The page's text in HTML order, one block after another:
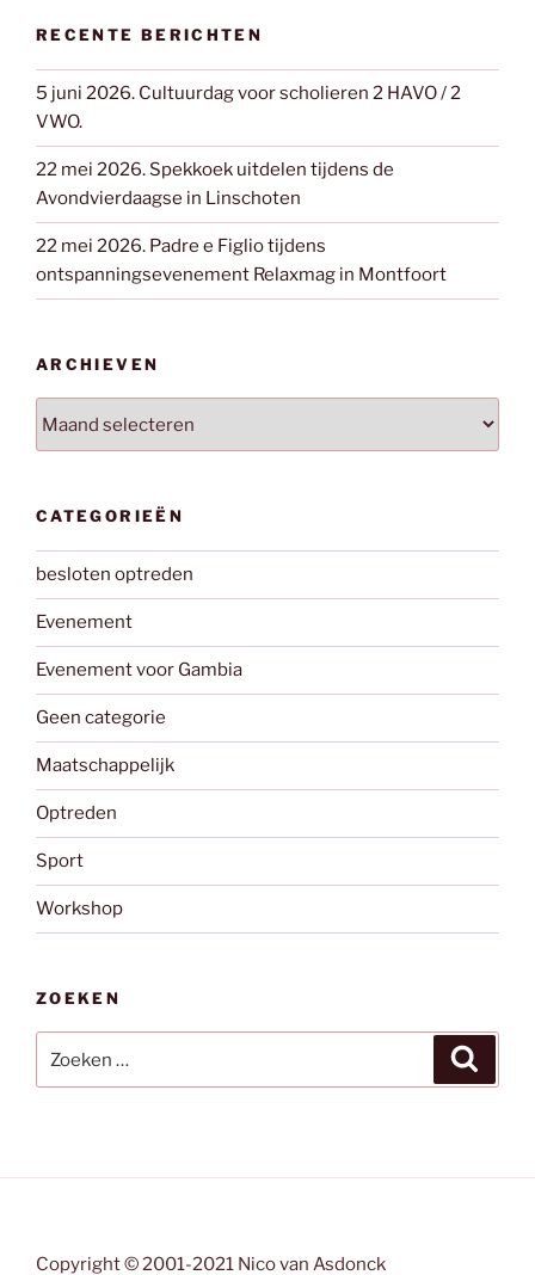
RECENTE BERICHTEN
5 juni 2026. Cultuurdag voor scholieren 2 HAVO / 2
VWO.
22 mei 2026. Spekkoek uitdelen tijdens de
Avondvierdaagse in Linschoten
22 mei 2026. Padre e Figlio tijdens
ontspanningsevenement Relaxmag in Montfoort
ARCHIEVEN
CATEGORIEËN
besloten optreden
Evenement
Evenement voor Gambia
Geen categorie
Maatschappelijk
Optreden
Sport
Workshop
ZOEKEN
naar:
Copyright © 2001-2021 Nico van Asdonck